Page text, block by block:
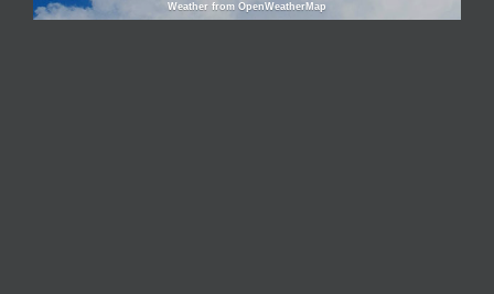
Weather from OpenWeatherMap